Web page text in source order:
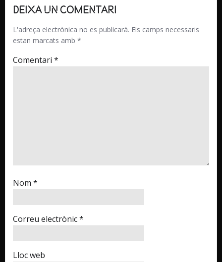
Deixa un comentari
L'adreça electrònica no es publicarà. Els camps necessaris
estan marcats amb *
Comentari *
Nom *
Correu electrònic*
Lloc web